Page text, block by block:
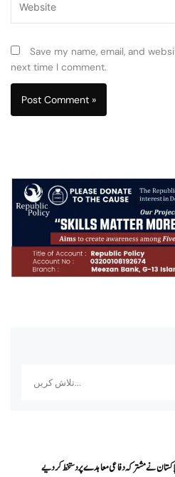
نے مشترکہ دفاعی معاہدے پر دستخط کر دیے
Save my name, email, and
next time I comment.